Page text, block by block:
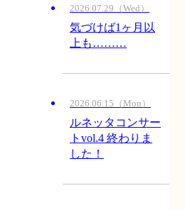
2026.07.29（Wed）
気づけば1ヶ月以
上も………
2026.06.15（Mon）
ルネッタコンサー
トvol.4 終わりま
した！